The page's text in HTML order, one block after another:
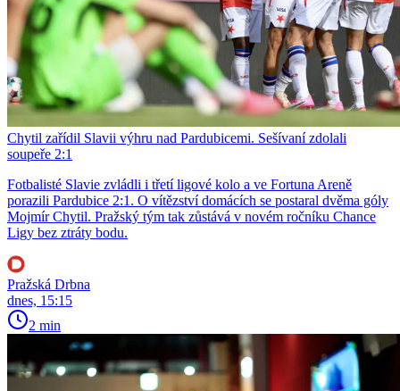
Chytil zařídil Slavii výhru nad Pardubicemi. Sešívaní zdolali
soupeře 2:1
Fotbalisté Slavie zvládli i třetí ligové kolo a ve Fortuna Areně
porazili Pardubice 2:1. O vítězství domácích se postaral dvěma góly
Mojmír Chytil. Pražský tým tak zůstává v novém ročníku Chance
Ligy bez ztráty bodu.
Pražská Drbna
dnes, 15:15
2 min